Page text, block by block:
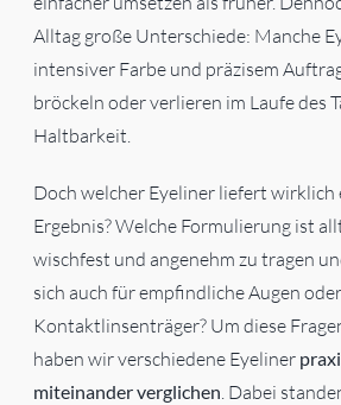
Alltag große Unterschiede: Manche
intensiver Farbe und präzisem
bröckeln oder verlieren im Laufe des
Haltbarkeit.
Doch welcher Eyeliner liefert wirklich
Ergebnis? Welche Formulierung ist
wischfest und angenehm zu tragen
sich auch für empfindliche Augen oder
Kontaktlinsenträger? Um diese
haben wir verschiedene Eyeliner
miteinander verglichen . Dabei